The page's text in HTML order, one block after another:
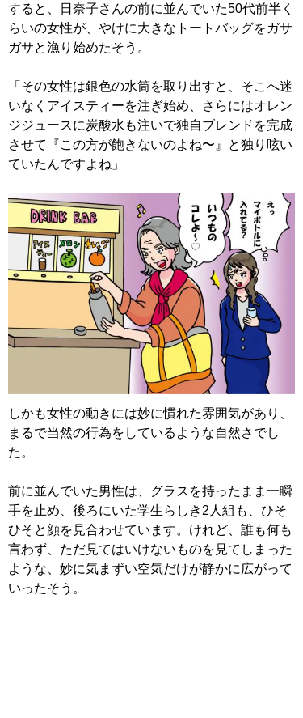
すると、日奈子さんの前に並んでいた50代前半く
らいの女性が、やけに大きなトートバッグをガサ
ガサと漁り始めたそう。
「その女性は銀色の水筒を取り出すと、そこへ迷
いなくアイスティーを注ぎ始め、さらにはオレン
ジジュースに炭酸水も注いで独自ブレンドを完成
させて『この方が飽きないのよね〜』と独り呟い
ていたんですよね」
しかも女性の動きには妙に慣れた雰囲気があり、
まるで当然の行為をしているような自然さでし
た。
前に並んでいた男性は、グラスを持ったまま一瞬
手を止め、後ろにいた学生らしき2人組も、ひそ
ひそと顔を見合わせています。けれど、誰も何も
言わず、ただ見てはいけないものを見てしまった
ような、妙に気まずい空気だけが静かに広がって
いったそう。